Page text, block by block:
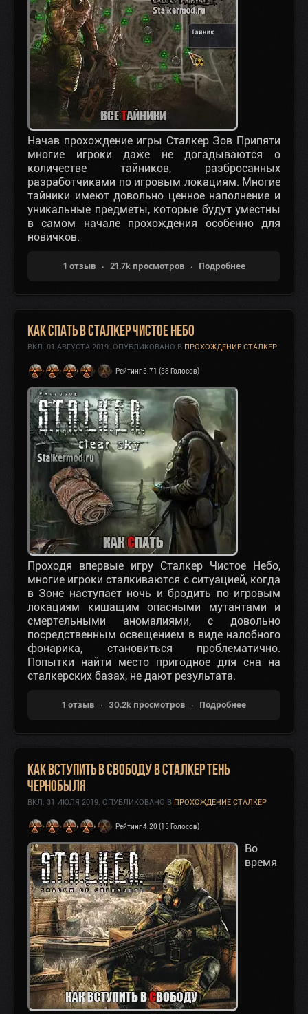
Начав прохождение игры Сталкер Зов Припяти
многие игроки даже не догадываются о
количестве тайников, разбросанных
разработчиками по игровым локациям. Многие
тайники имеют довольно ценное наполнение и
уникальные предметы, которые будут уместны
в самом начале прохождения особенно для
новичков.
1 отзыв 21.7k просмотров Подробнее
Как спать в Сталкер Чистое Небо
ВКЛ. 01 АВГУСТА 2019. ОПУБЛИКОВАНО В ПРОХОЖДЕНИЕ СТАЛКЕР
Рейтинг 3.71 (38 Голосов)
Проходя впервые игру Сталкер Чистое Небо,
многие игроки сталкиваются с ситуацией, когда
в Зоне наступает ночь и бродить по игровым
локациям кишащим опасными мутантами и
смертельными аномалиями, с довольно
посредственным освещением в виде налобного
фонарика, становиться проблематично.
Попытки найти место пригодное для сна на
сталкерских базах, не дают результата.
1 отзыв 30.2k просмотров Подробнее
Как вступить в Свободу в Сталкер Тень
Чернобыля
ВКЛ. 31 ИЮЛЯ 2019. ОПУБЛИКОВАНО В ПРОХОЖДЕНИЕ СТАЛКЕР
Рейтинг 4.20 (15 Голосов)
Во
время